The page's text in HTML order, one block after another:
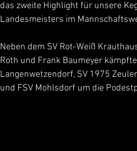
das zweite Highlight für unsere
Landesmeisters im
Neben dem SV Rot-Weiß
Roth und Frank Baumeyer
Langenwetzendorf, SV 1975
und FSV Mohlsdorf um die